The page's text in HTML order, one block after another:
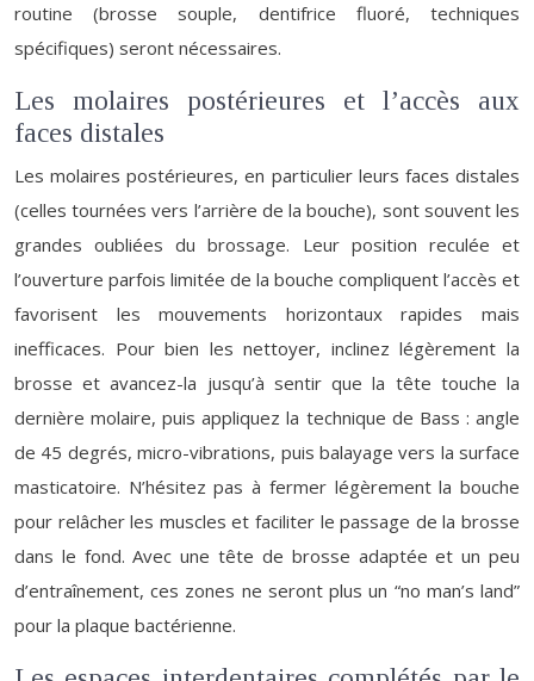
routine (brosse souple, dentifrice fluoré, techniques
spécifiques) seront nécessaires.
Les molaires postérieures et l’accès aux
faces distales
Les molaires postérieures, en particulier leurs faces distales
(celles tournées vers l’arrière de la bouche), sont souvent les
grandes oubliées du brossage. Leur position reculée et
l’ouverture parfois limitée de la bouche compliquent l’accès et
favorisent les mouvements horizontaux rapides mais
inefficaces. Pour bien les nettoyer, inclinez légèrement la
brosse et avancez-la jusqu’à sentir que la tête touche la
dernière molaire, puis appliquez la technique de Bass : angle
de 45 degrés, micro-vibrations, puis balayage vers la surface
masticatoire. N’hésitez pas à fermer légèrement la bouche
pour relâcher les muscles et faciliter le passage de la brosse
dans le fond. Avec une tête de brosse adaptée et un peu
d’entraînement, ces zones ne seront plus un “no man’s land”
pour la plaque bactérienne.